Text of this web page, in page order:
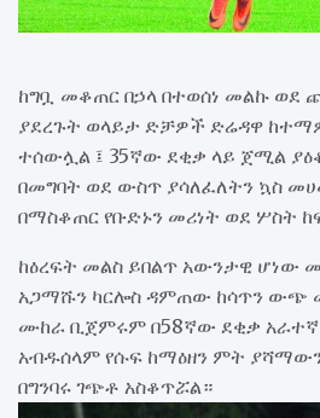
ከግቧ መቆጠር በኃላ በተወሰነ መልኩ
ያደረጉት ወላይታ ድቻዎች ድሬዳዋ
ተሰውሏል ፤ 35ኛው ደቂቃ ላይ ጀሚል
በመግባት ወደ ውስጥ ያሳለፈለትን ኳስ
በማስቆጠር የቡድኑን መሪነት ወደ ሦስት
ከዕረፍት መልስ ይበልጥ አውንታዊ
አጋማሹን ካርሎስ ዳምጠው ከሳጥን ውጭ
ሙከራ ቢጀምሩም በ58ኛው ደቂቃ አራተኛ
አብዱሰላም የሱፍ ከማዕዘን ምት
በግንባሩ ገጭቶ አስቆጥሯል።